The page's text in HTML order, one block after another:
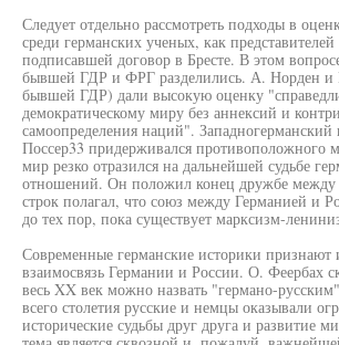
Следует отдельно рассмотреть подходы в
среди германских ученых, как
подписавшей договор в Бресте. В этом
бывшей ГДР и ФРГ разделились. А. Норден и
бывшей ГДР) дали высокую оценку
демократическому миру без аннексий и
самоопределения наций".
Поссер33 придерживался противоположного
мир резко отразился на дальнейшей судьбе
отношений. Он положил конец дружбе между
строк полагал, что союз между Германией и
до тех пор, пока существует марксизм-
Современные германские историки признают
взаимосвязь Германии и России. О. Феербах
весь XX век можно назвать "германо-
всего столетия русские и немцы оказывали
исторические судьбы друг друга и развитие